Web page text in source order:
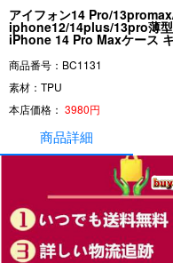
アイフォン14 Pro/
iphone12/14plus/13pro薄型
iPhone 14 Pro Maxケース
商品番号：BC1131
素材：TPU
本店価格： 3980円
商品詳細